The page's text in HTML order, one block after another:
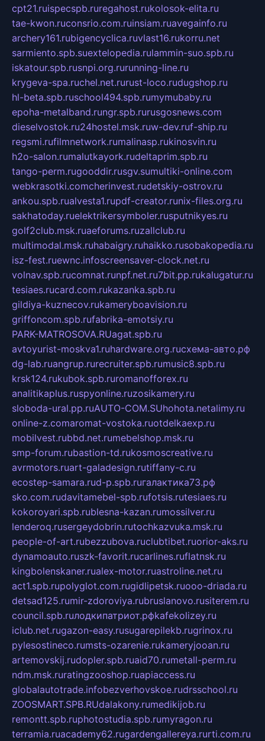
cpt21.ruispecspb.ruregahost.rukolosok-elita.ru
tae-kwon.ruconsrio.com.ruinsiam.ruavegainfo.ru
archery161.rubigencyclica.ruvlast16.rukorru.net
sarmiento.spb.suextelopedia.rulammin-suo.spb.ru
iskatour.spb.rusnpi.org.rurunning-line.ru
krygeva-spa.ruchel.net.rurust-loco.rudugshop.ru
hl-beta.spb.ruschool494.spb.rumymubaby.ru
epoha-metalband.rungr.spb.rurusgosnews.com
dieselvostok.ru24hostel.msk.ruw-dev.ruf-ship.ru
regsmi.rufilmnetwork.rumalinasp.rukinosvin.ru
h2o-salon.rumalutkayork.rudeltaprim.spb.ru
tango-perm.rugooddir.rusgv.sumultiki-online.com
webkrasotki.comcherinvest.rudetskiy-ostrov.ru
ankou.spb.rualvesta1.rupdf-creator.runix-files.org.ru
sakhatoday.ruelektrikersymboler.rusputnikyes.ru
golf2club.msk.ruaeforums.ruzallclub.ru
multimodal.msk.ruhabaigry.ruhaikko.rusobakopedia.ru
isz-fest.ruewnc.infoscreensaver-clock.net.ru
volnav.spb.rucomnat.runpf.net.ru7bit.pp.rukalugatur.ru
tesiaes.rucard.com.rukazanka.spb.ru
gildiya-kuznecov.rukameryboavision.ru
griffoncom.spb.rufabrika-emotsiy.ru
PARK-MATROSOVA.RUagat.spb.ru
avtoyurist-moskva1.ruhardware.org.ruсхема-авто.рф
dg-lab.ruangrup.rurecruiter.spb.rumusic8.spb.ru
krsk124.rukubok.spb.ruromanofforex.ru
analitikaplus.ruspyonline.ruzosikamery.ru
sloboda-ural.pp.ruAUTO-COM.SUhohota.netalimy.ru
online-z.comaromat-vostoka.ruotdelkaexp.ru
mobilvest.rubbd.net.rumebelshop.msk.ru
smp-forum.rubastion-td.rukosmoscreative.ru
avrmotors.ruart-galadesign.rutiffany-c.ru
ecostep-samara.rud-p.spb.ruгалактика73.рф
sko.com.rudavitamebel-spb.rufotsis.rutesiaes.ru
kokoroyari.spb.rublesna-kazan.rumossilver.ru
lenderoq.rusergeydobrin.rutochkazvuka.msk.ru
people-of-art.rubezzubova.ruclubtibet.ruorior-aks.ru
dynamoauto.ruszk-favorit.rucarlines.ruflatnsk.ru
kingbolenskaner.rualex-motor.ruastroline.net.ru
act1.spb.rupolyglot.com.rugidlipetsk.ruooo-driada.ru
detsad125.rumir-zdoroviya.rubruslanovo.rusiterem.ru
council.spb.ruлодкипатриот.рфkafekolizey.ru
iclub.net.rugazon-easy.rusugarepilekb.rugrinox.ru
pylesostineco.rumsts-ozarenie.rukameryjooan.ru
artemovskij.rudopler.spb.ruaid70.rumetall-perm.ru
ndm.msk.ruratingzooshop.ruapiaccess.ru
globalautotrade.infobezverhovskoe.rudrsschool.ru
ZOOSMART.SPB.RUdalakony.rumedikijob.ru
remontt.spb.ruphotostudia.spb.rumyragon.ru
terramia.ruacademy62.rugardengallereya.rurti.com.ru